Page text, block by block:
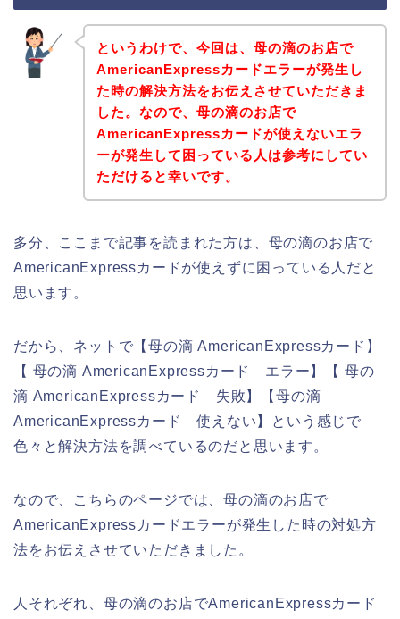
というわけで、今回は、母の滴のお店で
AmericanExpressカードエラーが発生し
た時の解決方法をお伝えさせていただきま
した。なので、母の滴のお店で
AmericanExpressカードが使えないエラ
ーが発生して困っている人は参考にしてい
ただけると幸いです。
多分、ここまで記事を読まれた方は、母の滴のお店で
AmericanExpressカードが使えずに困っている人だと
思います。
だから、ネットで【母の滴 AmericanExpressカード】
【 母の滴 AmericanExpressカード エラー】【 母の
滴 AmericanExpressカード 失敗】【母の滴
AmericanExpressカード 使えない】という感じで
色々と解決方法を調べているのだと思います。
なので、こちらのページでは、母の滴のお店で
AmericanExpressカードエラーが発生した時の対処方
法をお伝えさせていただきました。
人それぞれ、母の滴のお店でAmericanExpressカード